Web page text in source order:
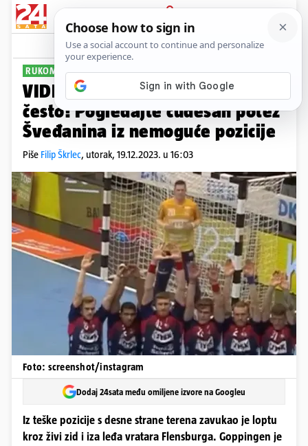
PRIJAVA
Sport Komentari
RUKOMETNI MAJSTOR
VIDEO Ovakav gol ne viđate
često! Pogledajte čudesan potez
Šveđanina iz nemoguće pozicije
Piše Filip Škrlec, utorak, 19.12.2023. u 16:03
Foto: screenshot/instagram
Dodaj 24sata među omiljene izvore na Googleu
Iz teške pozicije s desne strane terena zavukao je loptu
kroz živi zid i iza leđa vratara Flensburga. Goppingen je